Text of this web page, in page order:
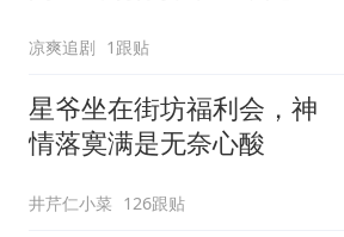
凉爽追剧 1跟贴
星爷坐在街坊福利会，神
情落寞满是无奈心酸
井芹仁小菜 126跟贴